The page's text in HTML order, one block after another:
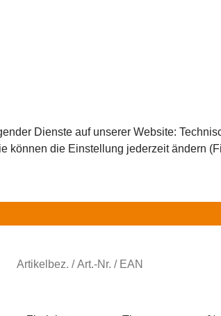
Dienste auf unserer Website:
können die Einstellung jederzeit ändern